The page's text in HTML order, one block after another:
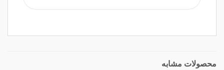
محصولات مشابه